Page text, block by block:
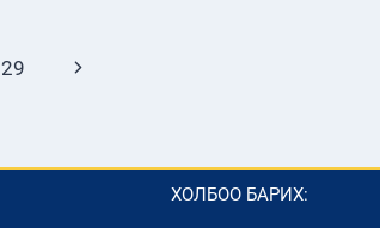
29
Next
ХОЛБОО БАРИХ: